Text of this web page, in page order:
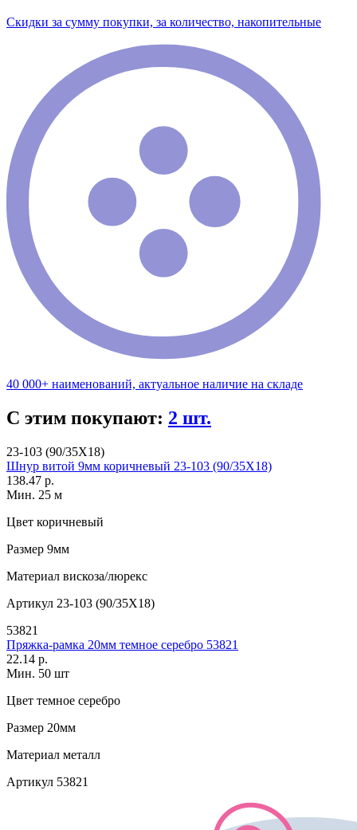
Скидки за сумму покупки, за количество, накопительные
40 000+ наименований, актуальное наличие на складе
С этим покупают: 2 шт.
23-103 (90/35X18)
Шнур витой 9мм коричневый 23-103 (90/35X18)
138.47 р.
Мин. 25 м
Цвет коричневый
Размер 9мм
Материал вискоза/люрекс
Артикул 23-103 (90/35X18)
53821
Пряжка-рамка 20мм темное серебро 53821
22.14 р.
Мин. 50 шт
Цвет темное серебро
Размер 20мм
Материал металл
Артикул 53821